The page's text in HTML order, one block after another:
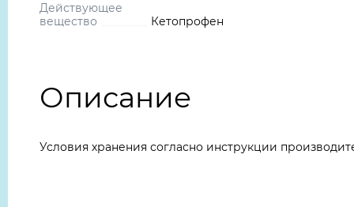
Действующее
вещество
Кетопрофен
Описание
Условия хранения согласно инструкции